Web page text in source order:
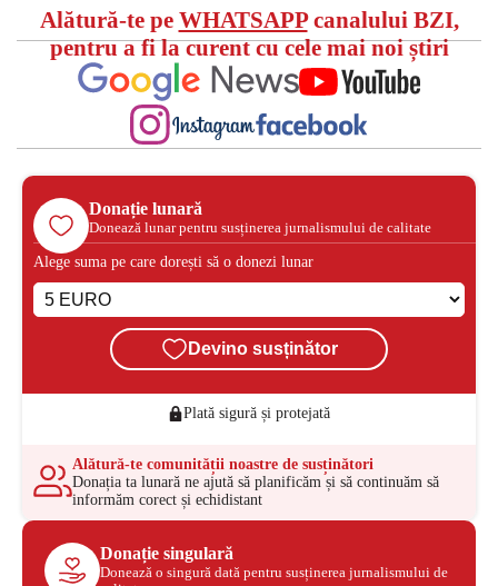
Alătură-te pe WHATSAPPcanalului BZI,
pentru a fi la curent cu cele mai noi știri
Donație lunară
Donează lunar pentru susținerea jurnalismului de calitate
Alege suma pe care dorești să o donezi lunar
Devino susținător
Plată sigură și protejată
Alătură-te comunității noastre de susținători
Donația ta lunară ne ajută să planificăm și să continuăm să
informăm corect și echidistant
Donație singulară
Donează o singură dată pentru susținerea jurnalismului de